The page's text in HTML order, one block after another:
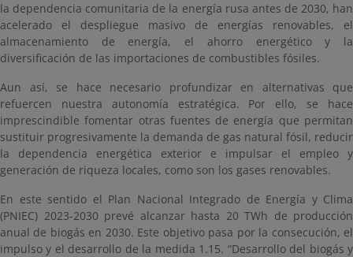
la dependencia comunitaria de la energía rusa antes de 2030, han
acelerado el despliegue masivo de energías renovables, el
almacenamiento de energía, el ahorro energético y la
diversificación de las importaciones de combustibles fósiles.
Aun así, se hace necesario profundizar en alternativas que
refuercen nuestra autonomía estratégica. Por ello, se hace
imprescindible fomentar otras fuentes de energía que permitan
sustituir progresivamente la demanda de gas natural fósil, reducir
la dependencia energética exterior e impulsar el empleo y
generación de riqueza locales, como son los gases renovables.
En este sentido el Plan Nacional Integrado de Energía y Clima
(PNIEC) 2023-2030 prevé alcanzar hasta 20 TWh de producción
anual de biogás en 2030. Este objetivo pasa por la consecución, el
impulso y el desarrollo de la medida 1.15. “Desarrollo del biogás y